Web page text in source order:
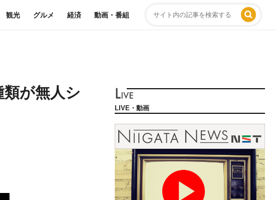
観光 グルメ 経済 動画・番組
類が無人シ
LIVE・動画